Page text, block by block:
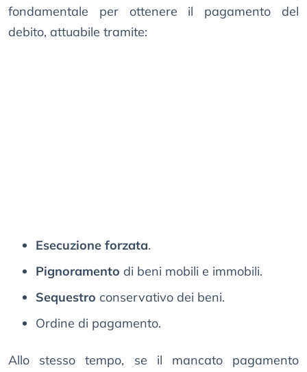
fondamentale per ottenere il pagamento del
debito, attuabile tramite:
Esecuzione forzata.
Pignoramento di beni mobili e immobili.
Sequestro conservativo dei beni.
Ordine di pagamento.
Allo stesso tempo, se il mancato pagamento